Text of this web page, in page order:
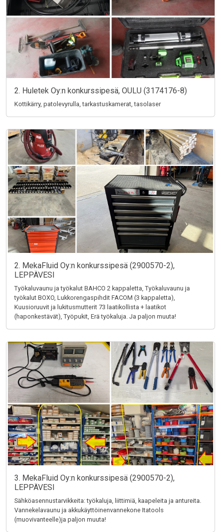
2. Huletek Oy:n konkurssipesä, OULU (3174176-8)
Kottikärry, patolevyrulla, tarkastuskamerat, tasolaser
2. MekaFluid Oy:n konkurssipesä (2900570-2),
LEPPÄVESI
Työkaluvaunu ja työkalut BAHCO 2 kappaletta, Työkaluvaunu ja
työkalut BOXO, Lukkorengaspihdit FACOM (3 kappaletta),
Kuusioruuvit ja lukitusmutterit 73 laatikollista + laatikot
(haponkestävät), Työpukit, Erä työkaluja. Ja paljon muuta!
3. MekaFluid Oy:n konkurssipesä (2900570-2),
LEPPÄVESI
Sähköasennustarvikkeita: työkaluja, liittimiä, kaapeleita ja antureita.
Vannekelavaunu ja akkukäyttöinenvannekone Itatools
(muovivanteelle)ja paljon muuta!